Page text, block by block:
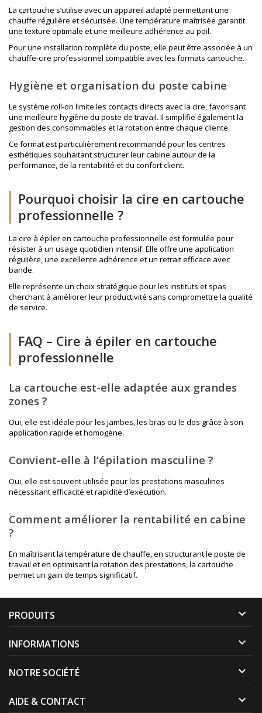
La cartouche s’utilise avec un appareil adapté permettant une
chauffe régulière et sécurisée. Une température maîtrisée garantit
une texture optimale et une meilleure adhérence au poil.
Pour une installation complète du poste, elle peut être associée à un
chauffe-cire professionnel compatible avec les formats cartouche.
Hygiène et organisation du poste cabine
Le système roll-on limite les contacts directs avec la cire, favorisant
une meilleure hygiène du poste de travail. Il simplifie également la
gestion des consommables et la rotation entre chaque cliente.
Ce format est particulièrement recommandé pour les centres
esthétiques souhaitant structurer leur cabine autour de la
performance, de la rentabilité et du confort client.
Pourquoi choisir la cire en cartouche
professionnelle ?
La cire à épiler en cartouche professionnelle est formulée pour
résister à un usage quotidien intensif. Elle offre une application
régulière, une excellente adhérence et un retrait efficace avec
bande.
Elle représente un choix stratégique pour les instituts et spas
cherchant à améliorer leur productivité sans compromettre la qualité
de service.
FAQ – Cire à épiler en cartouche
professionnelle
La cartouche est-elle adaptée aux grandes
zones ?
Oui, elle est idéale pour les jambes, les bras ou le dos grâce à son
application rapide et homogène.
Convient-elle à l’épilation masculine ?
Oui, elle est souvent utilisée pour les prestations masculines
nécessitant efficacité et rapidité d’exécution.
Comment améliorer la rentabilité en cabine
?
En maîtrisant la température de chauffe, en structurant le poste de
travail et en optimisant la rotation des prestations, la cartouche
permet un gain de temps significatif.
PRODUITS 
INFORMATIONS 
NOTRE SOCIÉTÉ 
AIDE & CONTACT 